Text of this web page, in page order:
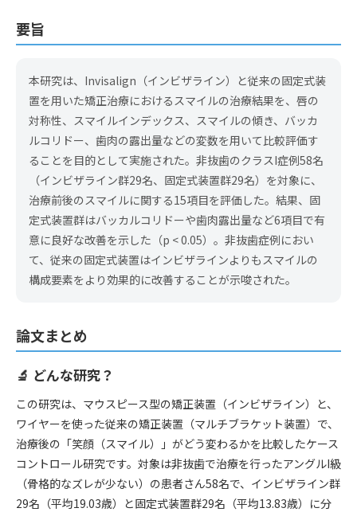
要旨
本研究は、Invisalign（インビザライン）と従来の固定式装
置を用いた矯正治療におけるスマイルの治療結果を、唇の
対称性、スマイルインデックス、スマイルの傾き、バッカ
ルコリドー、歯肉の露出量などの変数を用いて比較評価す
ることを目的として実施された。非抜歯のクラスI症例58名
（インビザライン群29名、固定式装置群29名）を対象に、
治療前後のスマイルに関する15項目を評価した。結果、固
定式装置群はバッカルコリドーや歯肉露出量など6項目で有
意に良好な改善を示した（p < 0.05）。非抜歯症例におい
て、従来の固定式装置はインビザラインよりもスマイルの
構成要素をより効果的に改善することが示唆された。
論文まとめ
🔬 どんな研究？
この研究は、マウスピース型の矯正装置（インビザライン）と、
ワイヤーを使った従来の矯正装置（マルチブラケット装置）で、
治療後の「笑顔（スマイル）」がどう変わるかを比較したケース
コントロール研究です。対象は非抜歯で治療を行ったアングルI級
（骨格的なズレが少ない）の患者さん58名で、インビザライン群
29名（平均19.03歳）と固定式装置群29名（平均13.83歳）に分